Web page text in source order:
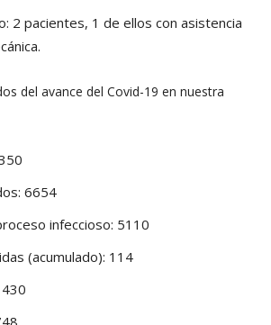
2 pacientes, 1 de ellos con asistencia
del avance del Covid-19 en nuestra
6654
infeccioso: 5110
(acumulado): 114